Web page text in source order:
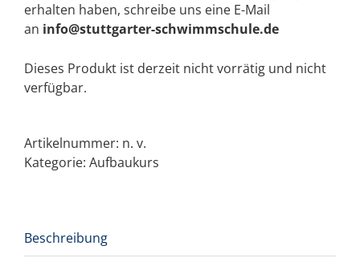
erhalten haben, schreibe uns eine E-Mail
an info@stuttgarter-schwimmschule.de
Dieses Produkt ist derzeit nicht vorrätig und nicht
verfügbar.
Artikelnummer: n. v.
Kategorie: Aufbaukurs
Beschreibung